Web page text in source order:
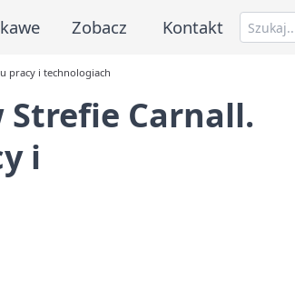
Zobacz Kontakt
pracy i technologiach
Strefie Carnall.
i